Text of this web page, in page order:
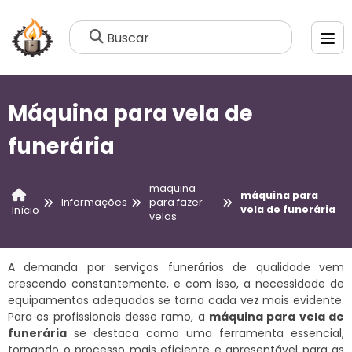
Buscar
Máquina para vela de
funerária
Início
Informações
maquina
para fazer
velas
máquina para
vela de funerária
A demanda por serviços funerários de qualidade vem
crescendo constantemente, e com isso, a necessidade de
equipamentos adequados se torna cada vez mais evidente.
Para os profissionais desse ramo, a máquina para vela de
funerária se destaca como uma ferramenta essencial,